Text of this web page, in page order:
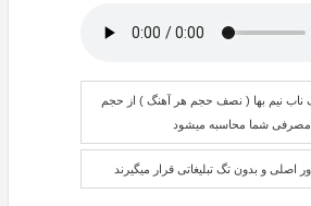
ناب نیم بها ( نصف حجم هر آهنگ ) از حجم
مصرفی شما محاسبه میشود
اصلی و بدون تگ تبلیغاتی قرار میگیرند